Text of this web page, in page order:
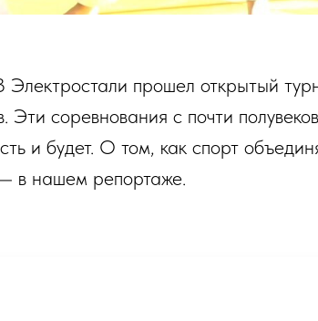
Электростали прошел открытый
соревнования с почти
и будет. О том, как спорт
в нашем репортаже.